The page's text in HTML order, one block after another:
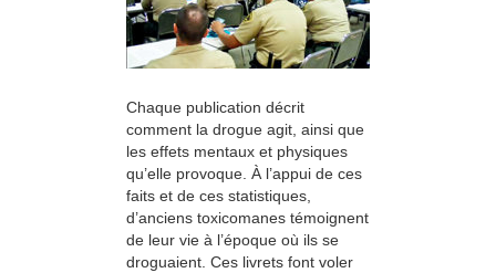
Chaque publication décrit
comment la drogue agit, ainsi que
les effets mentaux et physiques
qu’elle provoque. À l’appui de ces
faits et de ces statistiques,
d’anciens toxicomanes témoignent
de leur vie à l’époque où ils se
droguaient. Ces livrets font voler